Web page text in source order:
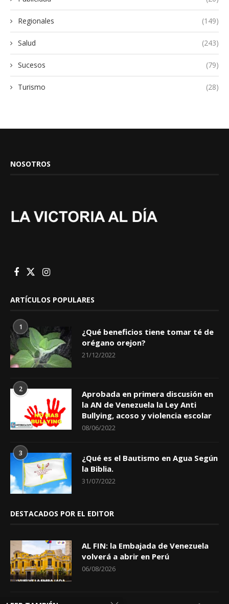
Regionales (149)
Salud (243)
Sucesos (79)
Turismo (28)
NOSOTROS
ARTÍCULOS POPULARES
1
¿Qué beneficios tiene tomar té de
orégano orejon?
21/12/2022
2
Aprobada en primera discusión en
la AN de Venezuela la Ley Anti
Bullying, acoso y violencia escolar
08/06/2022
3
¿Qué es el Bautismo en Agua Según
la Biblia.
31/07/2022
DESTACADOS POR EL EDITOR
AL FIN: la Embajada de Venezuela
volverá a abrir en Perú
06/08/2026